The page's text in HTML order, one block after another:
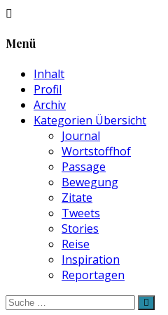
Menü
Inhalt
Profil
Archiv
Kategorien Übersicht
Journal
Wortstoffhof
Passage
Bewegung
Zitate
Tweets
Stories
Reise
Inspiration
Reportagen
Suche